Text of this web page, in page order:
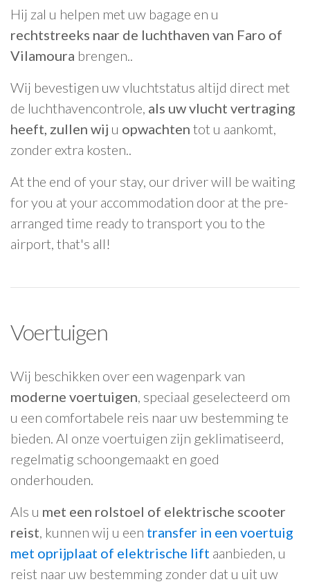
Hij zal u helpen met uw bagage en u
rechtstreeks naar de luchthaven van Faro of
Vilamoura brengen..
Wij bevestigen uw vluchtstatus altijd direct met
de luchthavencontrole, als uw vlucht vertraging
heeft, zullen wij u opwachten tot u aankomt,
zonder extra kosten..
At the end of your stay, our driver will be waiting
for you at your accommodation door at the pre-
arranged time ready to transport you to the
airport, that's all!
Voertuigen
Wij beschikken over een wagenpark van
moderne voertuigen, speciaal geselecteerd om
u een comfortabele reis naar uw bestemming te
bieden. Al onze voertuigen zijn geklimatiseerd,
regelmatig schoongemaakt en goed
onderhouden.
Als u met een rolstoel of elektrische scooter
reist, kunnen wij u een transfer in een voertuig
met oprijplaat of elektrische lift aanbieden, u
reist naar uw bestemming zonder dat u uit uw